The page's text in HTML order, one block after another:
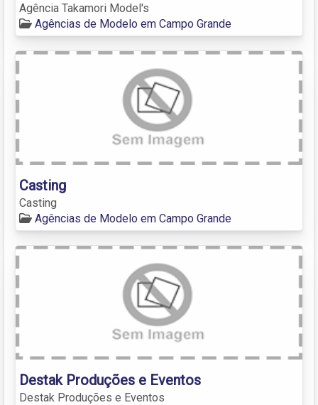
Agência Takamori Model's
Agências de Modelo em Campo Grande
Casting
Casting
Agências de Modelo em Campo Grande
Destak Produções e Eventos
Destak Produções e Eventos